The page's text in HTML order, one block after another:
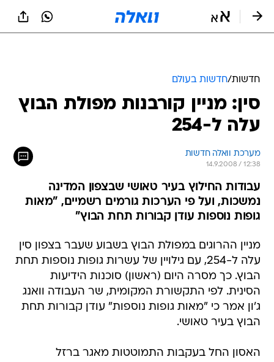
חדשות/חדשות בעולם
סין: מניין קורבנות מפולת הבוץ
עלה ל-254
מערכת וואלה חדשות
14.9.2008 / 12:38
עבודות החילוץ בעיר טאושי שבצפון המדינה
נמשכות, ועל פי הערכות גורמים רשמיים, "מאות
גופות נוספות עודן קבורות תחת הבוץ"
מניין ההרוגים במפולת הבוץ בשבוע שעבר בצפון סין
עלה ל-254, עם גילויין של עשרות גופות נוספות תחת
הבוץ. כך מסרה היום (ראשון) סוכנות הידיעות
הסינית. לפי התקשורת המקומית, שר העבודה וואנג
ג'ון אמר כי "מאות גופות נוספות" עודן קבורות תחת
הבוץ בעיר טאושי.
האסון החל בעקבות התמוטטות מאגר ברזל